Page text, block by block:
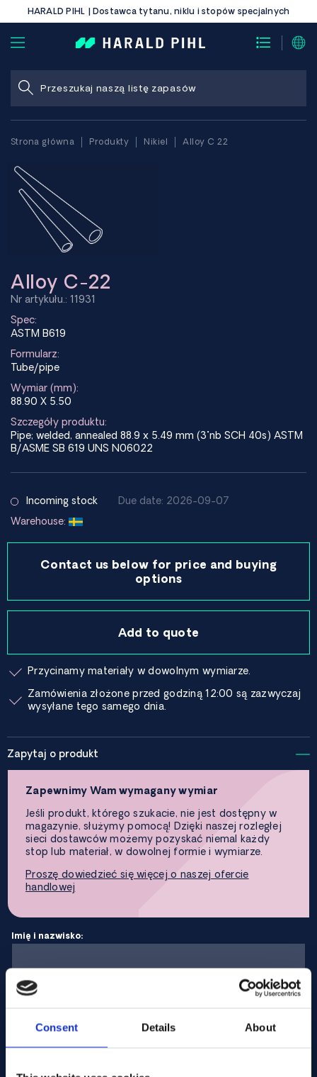
Consent Details About
HARALD PIHL | Dostawca tytanu, niklu i stopów specjalnych
Strona główna Produkty Nikiel Alloy C 22
Alloy C-22
Nr artykułu.: 11931
Spec:
ASTM B619
Formularz:
Tube/pipe
Wymiar (mm):
88.90 X 5.50
Szczegóły produktu:
Pipe; welded, annealed 88.9 x 5.49 mm (3"nb SCH 40s) ASTM
B/ASME SB 619 UNS N06022
Incoming stock
Due date: 2026-09-07
Warehouse:
Contact us below for price and buying
options
Add to quote
Przycinamy materiały w dowolnym wymiarze.
Zamówienia złożone przed godziną 12:00 są zazwyczaj
wysyłane tego samego dnia.
Zapytaj o produkt
Zapewnimy Wam wymagany wymiar
Jeśli produkt, którego szukacie, nie jest dostępny w
magazynie, służymy pomocą! Dzięki naszej rozległej
sieci dostawców możemy pozyskać niemal każdy
stop lub materiał, w dowolnej formie i wymiarze.
Proszę dowiedzieć się więcej o naszej ofercie
handlowej
Imię i nazwisko:
Adres e-mail:
Firma Nazwa: